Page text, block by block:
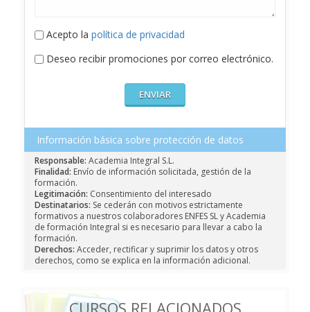
Acepto la política de privacidad
Deseo recibir promociones por correo electrónico.
Información básica sobre protección de datos
Responsable: Academia Integral S.L.
Finalidad: Envío de información solicitada, gestión de la
formación.
Legitimación: Consentimiento del interesado
Destinatarios: Se cederán con motivos estrictamente
formativos a nuestros colaboradores ENFES SL y Academia
de formación Integral si es necesario para llevar a cabo la
formación.
Derechos: Acceder, rectificar y suprimir los datos y otros
derechos, como se explica en la información adicional.